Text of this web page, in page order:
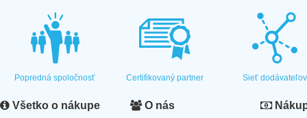
Popredná spoločnosť Certifikovaný partner Sieť dodávateľov
Všetko o nákupe O nás